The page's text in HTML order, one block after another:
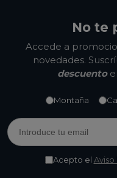
No te
Accede a
novedades.
descuento
Montaña
Acepto el Aviso